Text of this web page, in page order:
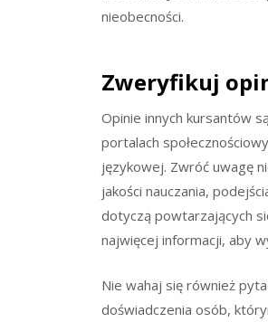
nieobecności.
Zweryfikuj
Opinie innych kursantów
portalach
językowej. Zwróć uwagę
jakości nauczania,
dotyczą powtarzających
najwięcej informacji, aby
Nie wahaj się również
doświadczenia osób,